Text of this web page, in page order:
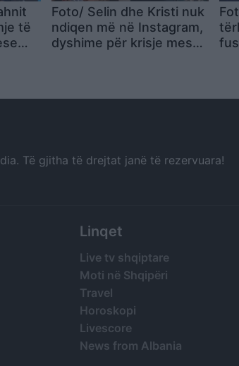
të
Foto/ Selin dhe Kristi nuk
ndiqen më në Instagram,
dyshime për krisje mes
Të gjitha të drejtat janë të rezervuara!
Linqet
Live tv shqiptare
Moti në Shqipëri
Travel
Horoskopi
Livescore
News from Albania